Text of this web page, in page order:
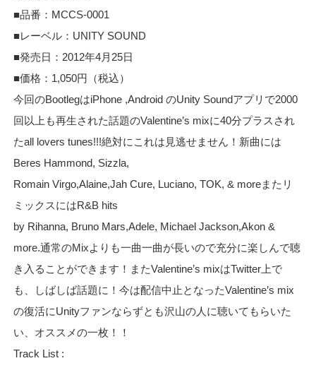
■品番：MCCS-0001
■レーベル：UNITY SOUND
■発売日：2012年4月25日
■価格：1,050円（税込）
今回のBootlegはiPhone ,Android のUnity Soundアプリで2000
回以上も再生された話題のValentine’s mixに40分プラスされ
たall lovers tunes!!!絶対にこれは見逃せません！新曲には
Beres Hammond, Sizzla,
Romain Virgo,Alaine,Jah Cure, Luciano, TOK, & moreまたリ
ミックスにはR&B hits
by Rihanna, Bruno Mars,Adele, Michael Jackson,Akon &
more.通常のMixよりも一曲一曲が長いので充分に楽しんで聴
き入ることができます！またValentine’s mixはTwitter上で
も、しばしば話題に！今は配信中止となったValentine’s mix
の復活にUnityファンならずとも沢山の人に聴いてもらいた
い、オススメの一枚！！
Track List :